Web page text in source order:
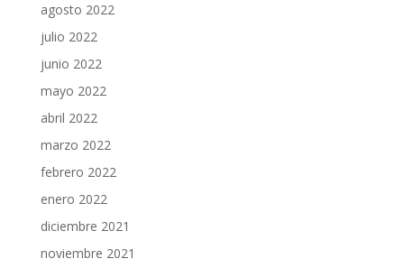
agosto 2022
julio 2022
junio 2022
mayo 2022
abril 2022
marzo 2022
febrero 2022
enero 2022
diciembre 2021
noviembre 2021